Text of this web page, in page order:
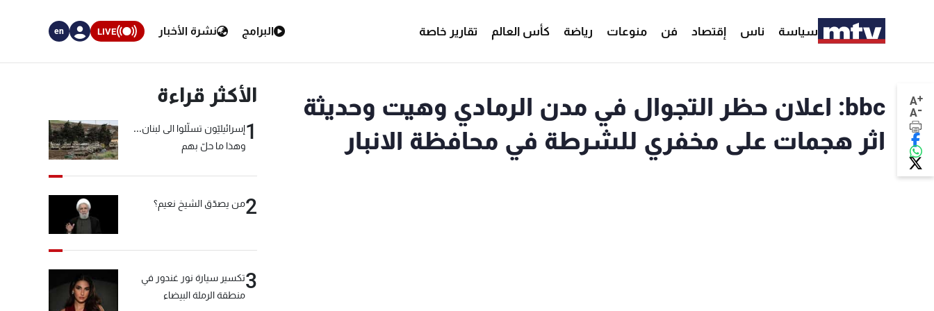
سياسة ناس إقتصاد فن منوعات رياضة كأس العالم تقارير خاصة البرامج نشرة الأخبار LIVE
en
A+
A-
bbc: اعلان حظر التجوال في مدن الرمادي وهيت وحديثة
اثر هجمات على مخفري للشرطة في محافظة الانبار
الأكثر قراءة
1إسرائيليّون تسلّلوا الى لبنان...
وهذا ما حلّ بهم
2من يصدّق الشيخ نعيم؟
3تكسير سيارة نور غندور في
منطقة الرملة البيضاء